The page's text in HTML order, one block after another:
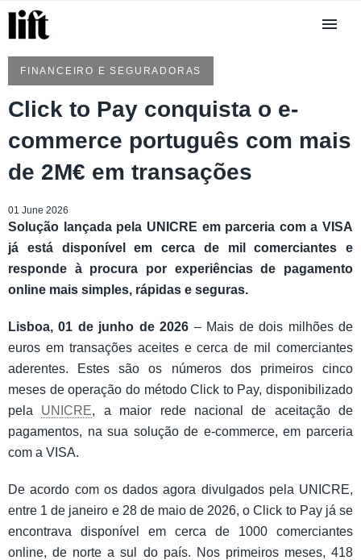
FINANCEIRO E SEGURADORAS
Click to Pay conquista o e-
commerce português com mais
de 2M€ em transações
01 June 2026
Solução lançada pela UNICRE em parceria com a VISA
já está disponível em cerca de mil comerciantes e
responde à procura por experiências de pagamento
online mais simples, rápidas e seguras.
Lisboa, 01 de junho de 2026 – Mais de dois milhões de
euros em transações aceites e cerca de mil comerciantes
aderentes. Estes são os números dos primeiros cinco
meses de operação do método Click to Pay, disponibilizado
pela UNICRE, a maior rede nacional de aceitação de
pagamentos, na sua solução de e-commerce, em parceria
com a VISA.
De acordo com os dados agora divulgados pela UNICRE,
entre 1 de janeiro e 28 de maio de 2026, o Click to Pay já se
encontrava disponível em cerca de 1000 comerciantes
online, de norte a sul do país. Nos primeiros meses, 418